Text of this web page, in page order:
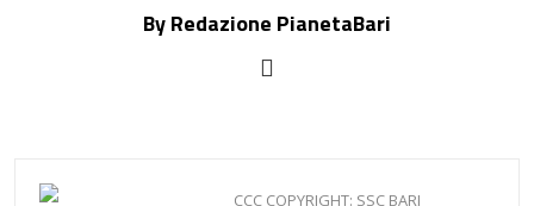
By Redazione PianetaBari
CCC COPYRIGHT: SSC BARI